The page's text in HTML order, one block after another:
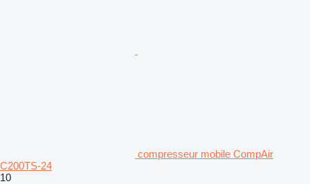
compresseur mobile CompAir
C200TS-24
10